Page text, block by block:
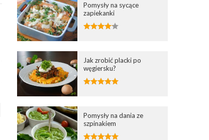
Pomysły na sycące
zapiekanki
Jak zrobić placki po
węgiersku?
Pomysły na dania ze
szpinakiem